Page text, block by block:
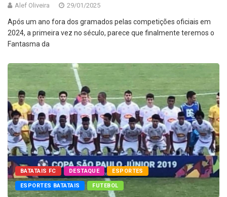
Alef Oliveira 29/01/2025
Após um ano fora dos gramados pelas competições oficiais em
2024, a primeira vez no século, parece que finalmente teremos o
Fantasma da
BATATAIS FC DESTAQUE ESPORTES
ESPORTES BATATAIS FUTEBOL